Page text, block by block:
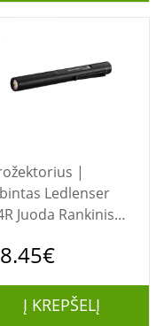
|
Ledlenser
Juoda Rankinis
Į KREPŠELĮ